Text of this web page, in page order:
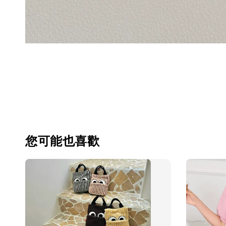
您可能也喜歡